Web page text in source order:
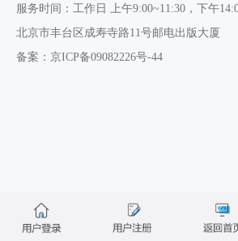
服务时间：工作日 上午9:00~11:30，下午
北京市丰台区成寿寺路11号邮电出版大厦
备案：京ICP备09082226号-44